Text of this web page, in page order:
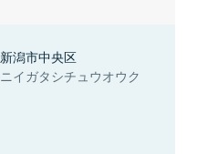
新潟市中央区
ニイガタシチュウオウク